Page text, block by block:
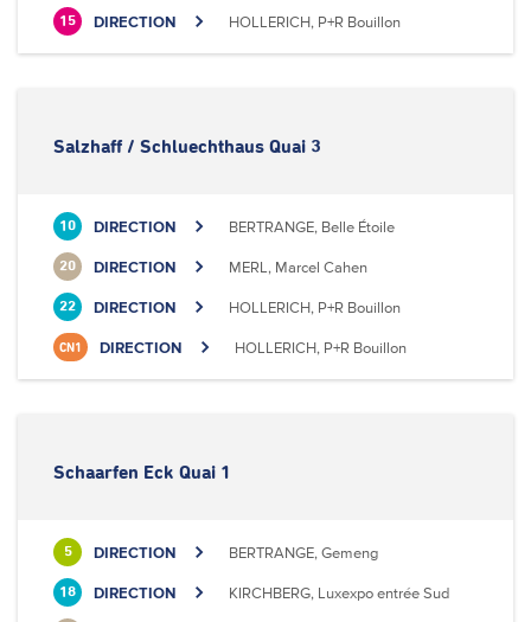
15 DIRECTION HOLLERICH, P+R Bouillon
Salzhaff / Schluechthaus Quai 3
10 DIRECTION BERTRANGE, Belle Étoile
20 DIRECTION MERL, Marcel Cahen
22 DIRECTION HOLLERICH, P+R Bouillon
CN1 DIRECTION HOLLERICH, P+R Bouillon
Schaarfen Eck Quai 1
5 DIRECTION BERTRANGE, Gemeng
18 DIRECTION KIRCHBERG, Luxexpo entrée Sud